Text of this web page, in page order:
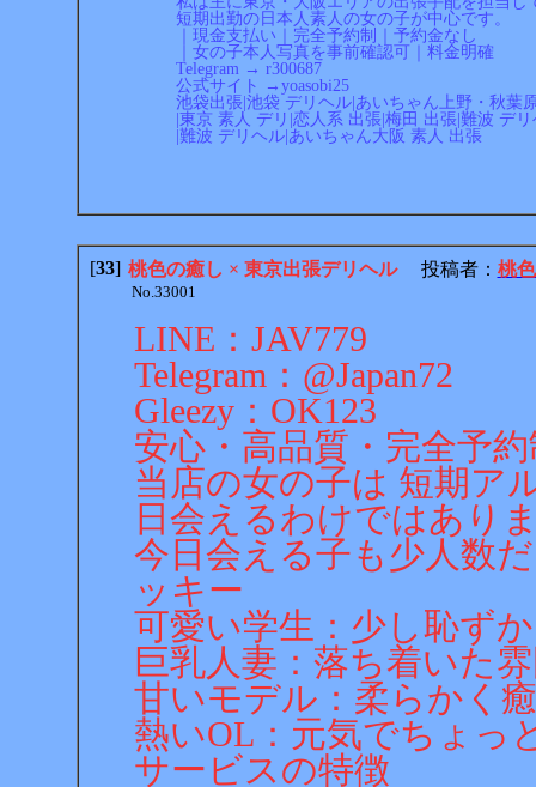
短期出勤の日本人素人の女の子が中心です。
｜現金支払い｜完全予約制｜予約金なし
｜女の子本人写真を事前確認可｜料金明確
Telegram → r300687
公式サイト →yoasobi25
池袋出張|池袋 デリヘル|あいちゃん上野・秋葉
|東京 素人 デリ|恋人系 出張|梅田 出張|難波 デ
|難波 デリヘル|あいちゃん大阪 素人 出張
[33] 桃色の癒し × 東京出張デリヘル投稿者： 桃
No.33001
LINE：JAV779
Telegram：@Japan72
Gleezy：OK123
安心・高品質・完全予
当店の女の子は 短期ア
日会えるわけではあり
今日会える子も少人数
ッキー
可愛い学生：少し恥ず
巨乳人妻：落ち着いた
甘いモデル：柔らかく
熱いOL：元気でちょっ
サービスの特徴